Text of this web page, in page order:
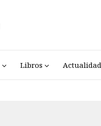
Libros Actualidad